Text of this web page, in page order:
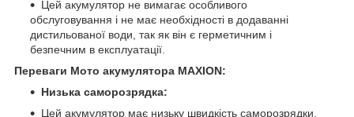
Цей акумулятор не вимагає особливого
обслуговування і не має необхідності в додаванні
дистильованої води, так як він є герметичним і
безпечним в експлуатації.
Переваги Мото акумулятора MAXION:
Низька саморозрядка:
Цей акумулятор має низьку швидкість саморозрядки,